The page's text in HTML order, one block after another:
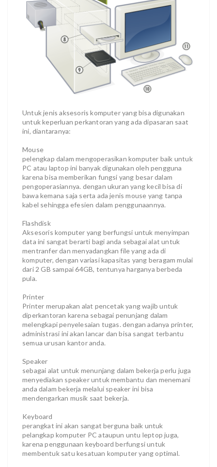
Untuk jenis aksesoris komputer yang bisa digunakan
untuk keperluan perkantoran yang ada dipasaran saat
ini, diantaranya:
Mouse
pelengkap dalam mengoperasikan komputer baik untuk
PC atau laptop ini banyak digunakan oleh pengguna
karena bisa memberikan fungsi yang besar dalam
pengoperasiannya. dengan ukuran yang kecil bisa di
bawa kemana saja serta ada jenis mouse yang tanpa
kabel sehingga efesien dalam penggunaannya.
Flashdisk
Aksesoris komputer yang berfungsi untuk menyimpan
data ini sangat berarti bagi anda sebagai alat untuk
mentranfer dan menyadangkan file yang ada di
komputer, dengan variasi kapasitas yang beragam mulai
dari 2 GB sampai 64GB, tentunya harganya berbeda
pula.
Printer
Printer merupakan alat pencetak yang wajib untuk
diperkantoran karena sebagai penunjang dalam
melengkapi penyelesaian tugas. dengan adanya printer,
administrasi ini akan lancar dan bisa sangat terbantu
semua urusan kantor anda.
Speaker
sebagai alat untuk menunjang dalam bekerja perlu juga
menyediakan speaker untuk membantu dan menemani
anda dalam bekerja melalui speaker ini bisa
mendengarkan musik saat bekerja.
Keyboard
perangkat ini akan sangat berguna baik untuk
pelangkap komputer PC ataupun untu leptop juga,
karena penggunaan keyboard berfungsi untuk
membentuk satu kesatuan komputer yang optimal.